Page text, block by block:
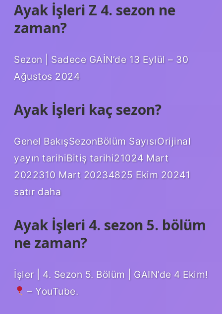
Ayak İşleri Z 4. sezon ne
zaman?
Sezon | Sadece GAİN’de 13 Eylül – 30
Ağustos 2024
Ayak İşleri kaç sezon?
Genel BakışSezonBölüm SayısıOrijinal
yayın tarihiBitiş tarihi21024 Mart
2022310 Mart 20234825 Ekim 20241
satır daha
Ayak İşleri 4. sezon 5. bölüm
ne zaman?
İşler | 4. Sezon 5. Bölüm | GAIN’de 4 Ekim!
– YouTube.